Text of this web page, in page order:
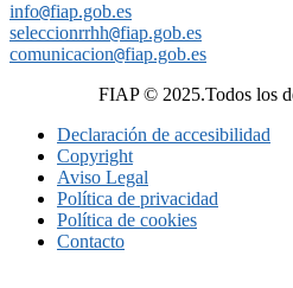
info@fiap.gob.es
seleccionrrhh@fiap.gob.es
comunicacion@fiap.gob.es
FIAP © 2025.Todos los
Declaración de accesibilidad
Copyright
Aviso Legal
Política de privacidad
Política de cookies
Contacto